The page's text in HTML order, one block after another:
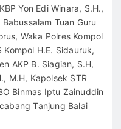
Yon Edi Winara, S.H.,
Tuan Guru
Waka Polres Kompol
H.E. Sidauruk,
AKP B. Siagian, S.H,
M.H, Kapolsek STR
Binmas Iptu Zainuddin
Tanjung Balai